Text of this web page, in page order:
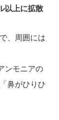
以上に拡散
、周囲には
ンモニアの
鼻がひりひ